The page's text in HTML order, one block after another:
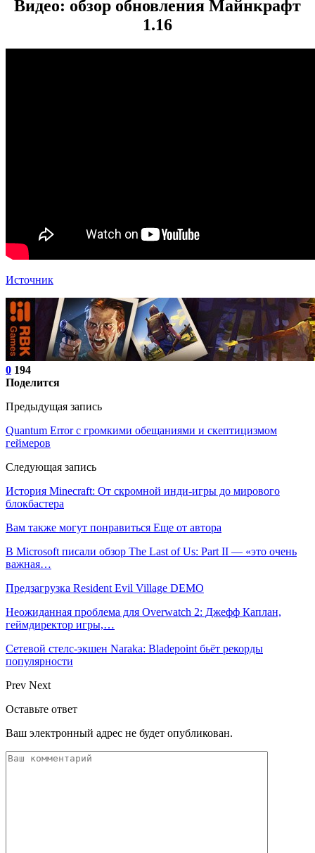
Видео: обзор обновления Майнкрафт
1.16
Источник
0 194
Поделится
Предыдущая запись
Quantum Error с громкими обещаниями и скептицизмом
геймеров
Следующая запись
История Minecraft: От скромной инди-игры до мирового
блокбастера
Вам также могут понравиться Еще от автора
В Microsoft писали обзор The Last of Us: Part II — «это очень
важная…
Предзагрузка Resident Evil Village DEMO
Неожиданная проблема для Overwatch 2: Джефф Каплан,
геймдиректор игры,…
Сетевой стелс-экшен Naraka: Bladepoint бьёт рекорды
популярности
Prev Next
Оставьте ответ
Ваш электронный адрес не будет опубликован.